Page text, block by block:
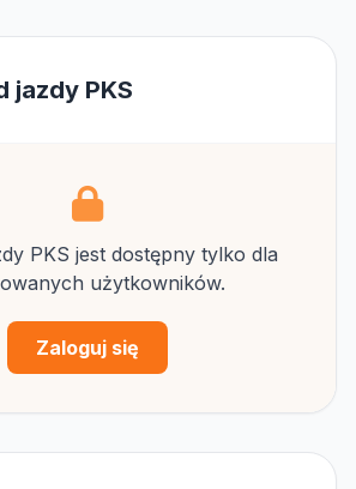
jazdy PKS
PKS jest dostępny tylko dla
użytkowników.
Zaloguj się